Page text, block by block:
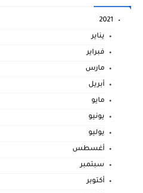
2021
يناير
فبراير
مارس
أبريل
مايو
يونيو
يوليو
أغسطس
سبتمبر
أكتوبر